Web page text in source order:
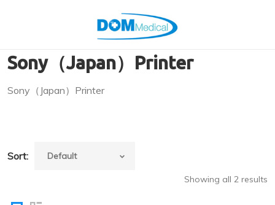
Sony（Japan）Printer
Sony（Japan）Printer
Sort:
Showing all 2 results